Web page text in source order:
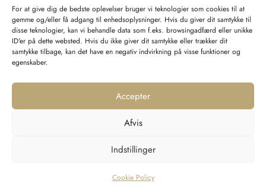
For at give dig de bedste oplevelser bruger vi teknologier som cookies til at
gemme og/eller få adgang til enhedsoplysninger. Hvis du giver dit samtykke til
disse teknologier, kan vi behandle data som f.eks. browsingadfærd eller unikke
ID'er på dette websted. Hvis du ikke giver dit samtykke eller trækker dit
samtykke tilbage, kan det have en negativ indvirkning på visse funktioner og
egenskaber.
Accepter
Afvis
Indstillinger
Cookie Policy
SPØRGSMÅL WEBORDRE
BUTIK BETTINA BELTNER
Returnering
Handelsvilkår
Persondata